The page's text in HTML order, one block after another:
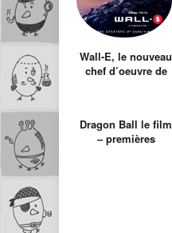
Wall-E, le nouveau
chef d’oeuvre de
Dragon Ball le film
– premières